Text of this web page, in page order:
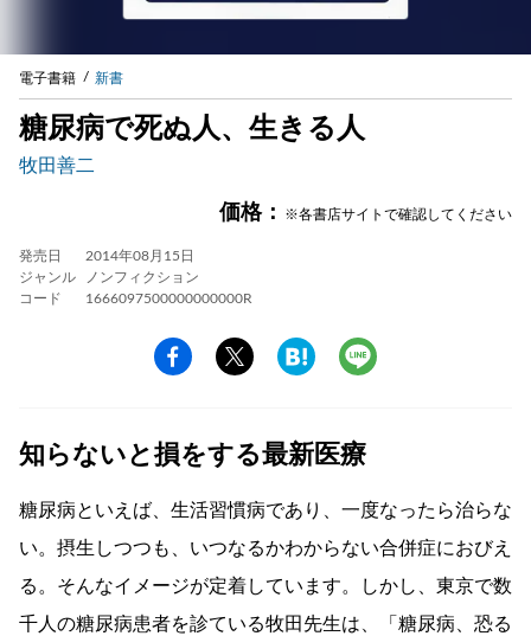
電子書籍 新書
糖尿病で死ぬ人、生きる人
牧田善二
価格： ※各書店サイトで確認してください
発売日
2014年08月15日
ジャンル
ノンフィクション
コード
1666097500000000000R
知らないと損をする最新医療
糖尿病といえば、生活習慣病であり、一度なったら治らな
い。摂生しつつも、いつなるかわからない合併症におびえ
る。そんなイメージが定着しています。しかし、東京で数
千人の糖尿病患者を診ている牧田先生は、「糖尿病、恐る